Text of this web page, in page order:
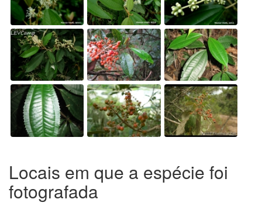
Locais em que a espécie foi
fotografada